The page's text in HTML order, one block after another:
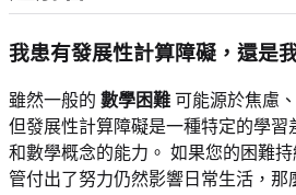
我患有發展性計算障礙，還是
雖然一般的 數學困難 可能源於焦慮
但發展性計算障礙是一種特定的學習
和數學概念的能力。 如果您的困難
管付出了努力仍然影響日常生活，那